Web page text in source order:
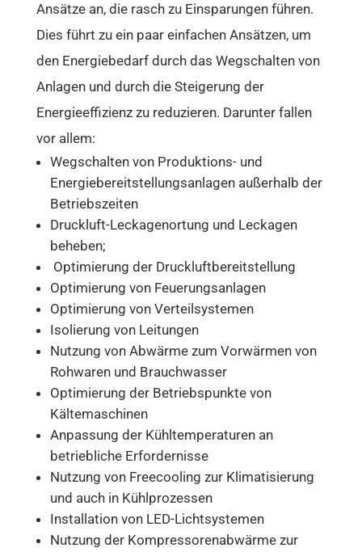
Ansätze an, die rasch zu Einsparungen führen.
Dies führt zu ein paar einfachen Ansätzen, um
den Energiebedarf durch das Wegschalten von
Anlagen und durch die Steigerung der
Energieeffizienz zu reduzieren. Darunter fallen
vor allem:
Wegschalten von Produktions- und
Energiebereitstellungsanlagen außerhalb der
Betriebszeiten
Druckluft-Leckagenortung und Leckagen
beheben;
Optimierung der Druckluftbereitstellung
Optimierung von Feuerungsanlagen
Optimierung von Verteilsystemen
Isolierung von Leitungen
Nutzung von Abwärme zum Vorwärmen von
Rohwaren und Brauchwasser
Optimierung der Betriebspunkte von
Kältemaschinen
Anpassung der Kühltemperaturen an
betriebliche Erfordernisse
Nutzung von Freecooling zur Klimatisierung
und auch in Kühlprozessen
Installation von LED-Lichtsystemen
Nutzung der Kompressorenabwärme zur